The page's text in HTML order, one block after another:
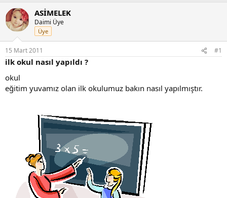
n
b
u
y
u
b
a
l
a
ş
l
a
ı
ç
r
i
ASİMELEK
Daimi Üye
Üye
15 Mart 2011 #1
ilk okul nasıl yapıldı ?
okul
eğitim yuvamız olan ilk okulumuz bakın nasıl yapılmıştır.